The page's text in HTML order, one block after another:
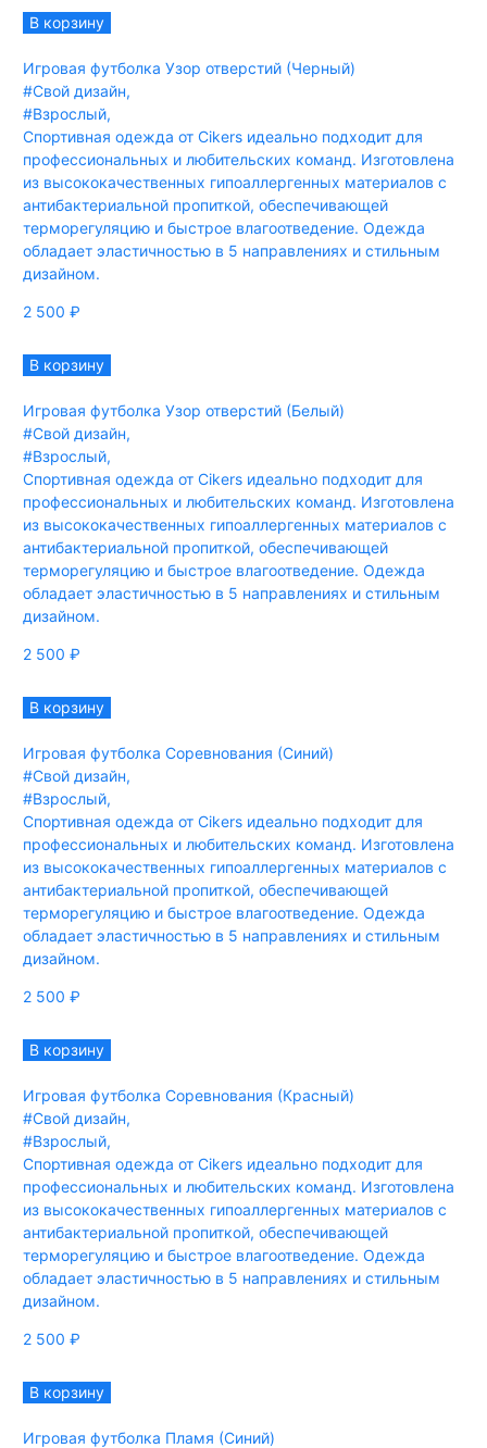
В корзину
Игровая футболка Узор отверстий (Черный)
#Свой дизайн,
#Взрослый,
Спортивная одежда от Cikers идеально подходит для
профессиональных и любительских команд. Изготовлена
из высококачественных гипоаллергенных материалов с
антибактериальной пропиткой, обеспечивающей
терморегуляцию и быстрое влагоотведение. Одежда
обладает эластичностью в 5 направлениях и стильным
дизайном.
2 500 ₽
В корзину
Игровая футболка Узор отверстий (Белый)
#Свой дизайн,
#Взрослый,
Спортивная одежда от Cikers идеально подходит для
профессиональных и любительских команд. Изготовлена
из высококачественных гипоаллергенных материалов с
антибактериальной пропиткой, обеспечивающей
терморегуляцию и быстрое влагоотведение. Одежда
обладает эластичностью в 5 направлениях и стильным
дизайном.
2 500 ₽
В корзину
Игровая футболка Соревнования (Синий)
#Свой дизайн,
#Взрослый,
Спортивная одежда от Cikers идеально подходит для
профессиональных и любительских команд. Изготовлена
из высококачественных гипоаллергенных материалов с
антибактериальной пропиткой, обеспечивающей
терморегуляцию и быстрое влагоотведение. Одежда
обладает эластичностью в 5 направлениях и стильным
дизайном.
2 500 ₽
В корзину
Игровая футболка Соревнования (Красный)
#Свой дизайн,
#Взрослый,
Спортивная одежда от Cikers идеально подходит для
профессиональных и любительских команд. Изготовлена
из высококачественных гипоаллергенных материалов с
антибактериальной пропиткой, обеспечивающей
терморегуляцию и быстрое влагоотведение. Одежда
обладает эластичностью в 5 направлениях и стильным
дизайном.
2 500 ₽
В корзину
Игровая футболка Пламя (Синий)